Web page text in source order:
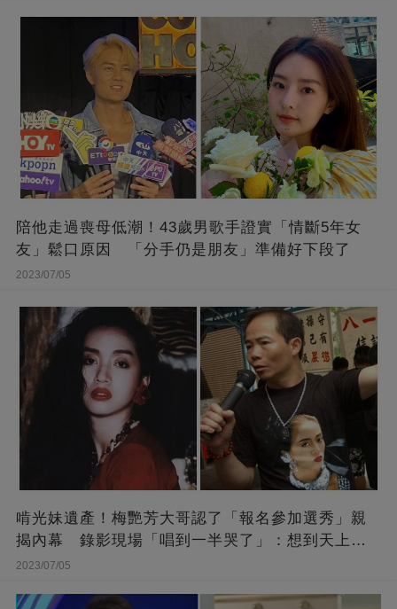
陪他走過喪母低潮！43歲男歌手證實「情斷5年女
友」鬆口原因 「分手仍是朋友」準備好下段了
2023/07/05
啃光妹遺產！梅艷芳大哥認了「報名參加選秀」親
揭內幕 錄影現場「唱到一半哭了」：想到天上的
她
2023/07/05